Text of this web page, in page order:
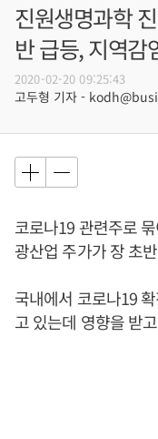
진원생명과학
반 급등, 지역감
2020-02-20 09:25:43
고두형 기자 -
코로나19 관련주로
광산업 주가가 장 초
국내에서 코로나19
고 있는데 영향을 받